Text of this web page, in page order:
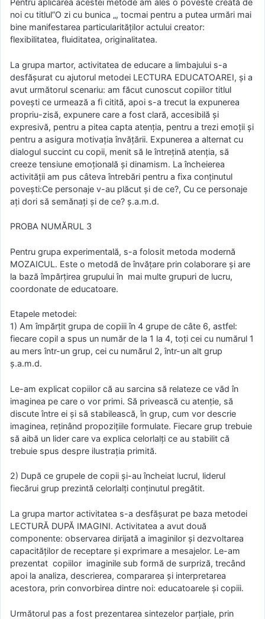
Pentru aplicarea acestei metode am ales o poveste creată de
noi cu titlul”O zi cu bunica „, tocmai pentru a putea urmări mai
bine manifestarea particularităţilor actului creator:
flexibilitatea, fluiditatea, originalitatea.
La grupa martor, activitatea de educare a limbajului s-a
desfăşurat cu ajutorul metodei LECTURA EDUCATOAREI, şi a
avut următorul scenariu: am făcut cunoscut copiilor titlul
poveşti ce urmează a fi citită, apoi s-a trecut la expunerea
propriu-zisă, expunere care a fost clară, accesibilă şi
expresivă, pentru a pitea capta atenţia, pentru a trezi emoţii şi
pentru a asigura motivaţia învăţării. Expunerea a alternat cu
dialogul succint cu copii, menit să le întreţină atenţia, să
creeze tensiune emoţională şi dinamism. La încheierea
activităţii am pus câteva întrebări pentru a fixa conţinutul
poveşti:Ce personaje v-au plăcut şi de ce?, Cu ce personaje
aţi dori să semănaţi şi de ce? ş.a.m.d.
PROBA NUMĂRUL 3
Pentru grupa experimentală, s-a folosit metoda modernă
MOZAICUL. Este o metodă de învăţare prin colaborare şi are
la bază împărţirea grupului în mai multe grupuri de lucru,
coordonate de educatoare.
Etapele metodei:
1) Am împărţit grupa de copiii în 4 grupe de câte 6, astfel:
fiecare copil a spus un număr de la 1 la 4, toţi cei cu numărul 1
au mers într-un grup, cei cu numărul 2, într-un alt grup
ş.a.m.d.
Le-am explicat copiilor că au sarcina să relateze ce văd în
imaginea pe care o vor primi. Să privească cu atenţie, să
discute între ei şi să stabilească, în grup, cum vor descrie
imaginea, reţinând propozițiile formulate. Fiecare grup trebuie
să aibă un lider care va explica celorlalţi ce au stabilit că
trebuie spus despre ilustraţia primită.
2) După ce grupele de copii şi-au încheiat lucrul, liderul
fiecărui grup prezintă celorlalţi conţinutul pregătit.
La grupa martor activitatea s-a desfăşurat pe baza metodei
LECTURĂ DUPĂ IMAGINI. Activitatea a avut două
componente: observarea dirijată a imaginilor şi dezvoltarea
capacităţilor de receptare şi exprimare a mesajelor. Le-am
prezentat copiilor imaginile sub formă de surpriză, trecând
apoi la analiza, descrierea, compararea şi interpretarea
acestora, prin convorbirea dintre noi: educatoarele şi copiii.
Următorul pas a fost prezentarea sintezelor parţiale, prin